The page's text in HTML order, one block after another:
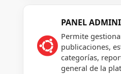

PANEL
Permite
publicaciones,
categorías,
general de la